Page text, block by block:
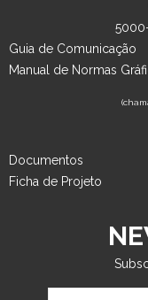
Guia de Comunicação
Manual de Normas
Documentos
Ficha de Projeto